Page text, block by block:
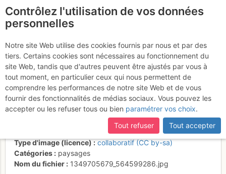
Le dernier passage
avant le sommet du
Montabone
Type d'image (licence)
collaboratif (CC by-sa)
Catégories
paysages
Nom du fichier
1349705679_564599286.jpg
Contrôlez l'utilisation de vos données
personnelles
Notre site Web utilise des cookies fournis par nous et par des
tiers. Certains cookies sont nécessaires au fonctionnement du
site Web, tandis que d'autres peuvent être ajustés par vous à
tout moment, en particulier ceux qui nous permettent de
comprendre les performances de notre site Web et de vous
fournir des fonctionnalités de médias sociaux. Vous pouvez les
accepter ou les refuser tous ou bien paramétrer vos choix.
Tout refuser
Tout accepter